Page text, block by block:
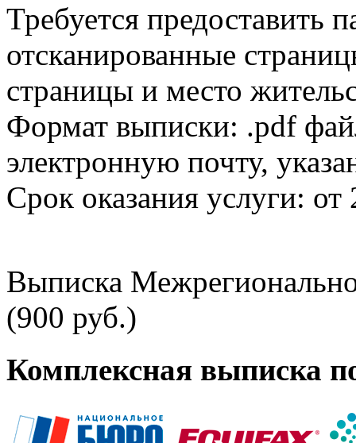
Требуется предоставить
отсканированные
страницы и место
Формат выписки: .pdf
электронную почту,
Срок оказания услуги: от
Выписка
(900 руб.)
Комплексная выписка